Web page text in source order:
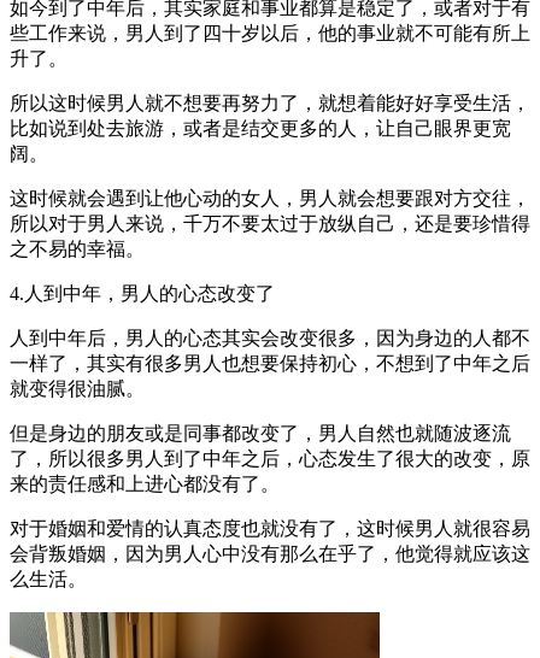
如今到了中年后，其实家庭和事业都算是稳定了，或者对于有
些工作来说，男人到了四十岁以后，他的事业就不可能有所上
升了。
所以这时候男人就不想要再努力了，就想着能好好享受生活，
比如说到处去旅游，或者是结交更多的人，让自己眼界更宽
阔。
这时候就会遇到让他心动的女人，男人就会想要跟对方交往，
所以对于男人来说，千万不要太过于放纵自己，还是要珍惜得
之不易的幸福。
4.人到中年，男人的心态改变了
人到中年后，男人的心态其实会改变很多，因为身边的人都不
一样了，其实有很多男人也想要保持初心，不想到了中年之后
就变得很油腻。
但是身边的朋友或是同事都改变了，男人自然也就随波逐流
了，所以很多男人到了中年之后，心态发生了很大的改变，原
来的责任感和上进心都没有了。
对于婚姻和爱情的认真态度也就没有了，这时候男人就很容易
会背叛婚姻，因为男人心中没有那么在乎了，他觉得就应该这
么生活。